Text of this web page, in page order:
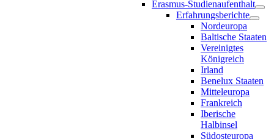
Erasmus-Studienaufenthalt
Erfahrungsberichte
Nordeuropa
Baltische Staaten
Vereinigtes
Königreich
Irland
Benelux Staaten
Mitteleuropa
Frankreich
Iberische
Halbinsel
Südosteuropa